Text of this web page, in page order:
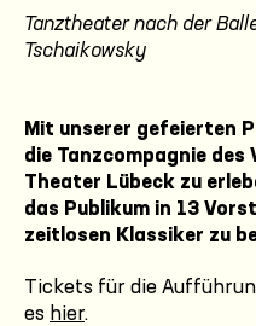
Tanztheater nach der
Tschaikowsky
Mit unserer gefeierten
die Tanzcompagnie
Theater Lübeck zu
das Publikum in 13
zeitlosen Klassiker zu
Tickets für die
es hier.